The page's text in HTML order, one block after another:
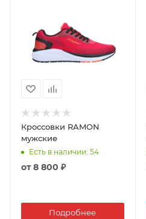
Кроссовки RAMON
мужские
Есть в наличии: 54
от8 800 ₽
Подробнее